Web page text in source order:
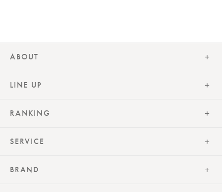
ABOUT
LINE UP
RANKING
SERVICE
BRAND